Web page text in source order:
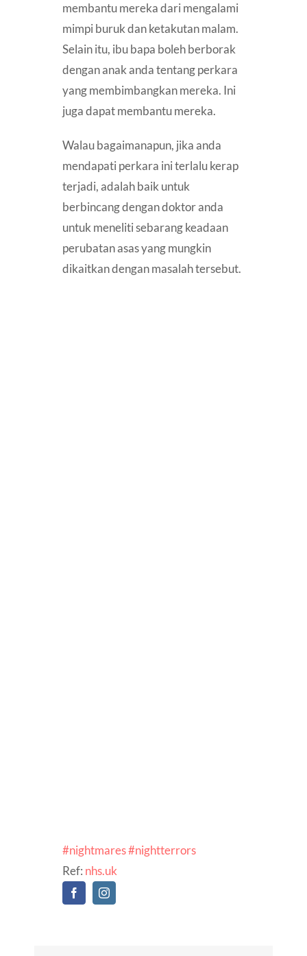
membantu mereka dari mengalami
mimpi buruk dan ketakutan malam.
Selain itu, ibu bapa boleh berborak
dengan anak anda tentang perkara
yang membimbangkan mereka. Ini
juga dapat membantu mereka.
Walau bagaimanapun, jika anda
mendapati perkara ini terlalu kerap
terjadi, adalah baik untuk
berbincang dengan doktor anda
untuk meneliti sebarang keadaan
perubatan asas yang mungkin
dikaitkan dengan masalah tersebut.
#nightmares#nightterrors
Ref: nhs.uk